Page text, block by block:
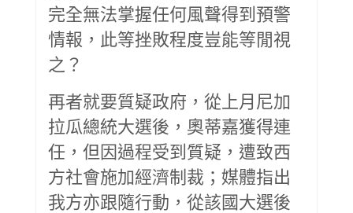
完全無法掌握任何風聲得到預警
情報，此等挫敗程度豈能等閒視
之？
再者就要質疑政府，從上月尼加
拉瓜總統大選後，奧蒂嘉獲得連
任，但因過程受到質疑，遭致西
方社會施加經濟制裁；媒體指出
我方亦跟隨行動，從該國大選後